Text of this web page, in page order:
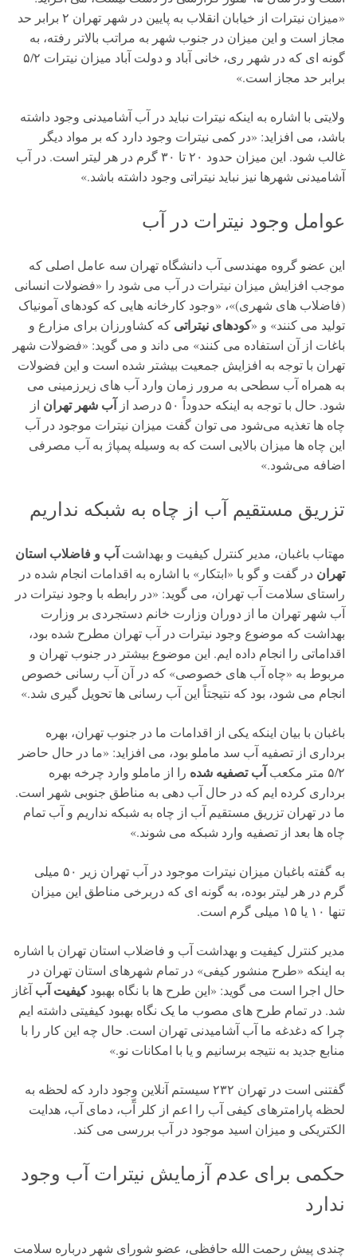
«میزان نیترات از خیابان انقلاب به پایین در شهر تهران ۲ برابر حد
مجاز است و این میزان در جنوب شهر به مراتب بالاتر رفته، به
گونه ای که در شهر ری، خانی آباد و دولت آباد میزان نیترات ۵/۲
برابر حد مجاز است.»
ولایتی با اشاره به اینکه نیترات نباید در آب آشامیدنی وجود داشته
باشد، می افزاید: «در کمی نیترات وجود دارد که بر مواد دیگر
غالب شود. این میزان حدود ۲۰ تا ۳۰ گرم در هر لیتر است. در آب
آشامیدنی شهرها نیز نباید نیتراتی وجود داشته باشد.»
عوامل وجود نیترات در آب
این عضو گروه مهندسی آب دانشگاه تهران سه عامل اصلی که
موجب افزایش میزان نیترات در آب می شود را «فضولات انسانی
(فاضلاب های شهری)»، «وجود کارخانه هایی که کودهای آمونیاک
تولید می کنند» و «کودهای نیتراتی که کشاورزان برای مزارع و
باغات از آن استفاده می کنند» می داند و می گوید: «فضولات شهر
تهران با توجه به افزایش جمعیت بیشتر شده است و این فضولات
به همراه آب سطحی به مرور زمان وارد آب های زیرزمینی می
شود. حال با توجه به اینکه حدوداً ۵۰ درصد از
آب شهر تهران از
چاه ها تغذیه می‌شود می توان گفت میزان نیترات موجود در آب
این چاه ها میزان بالایی است که به وسیله پمپاژ به آب مصرفی
اضافه می‌شود.»
تزریق مستقیم آب از چاه به شبکه نداریم
مهتاب باغبان، مدیر کنترل کیفیت و بهداشت آب و فاضلاب استان
تهران در گفت و گو با «ابتکار» با اشاره به اقدامات انجام شده در
راستای سلامت آب تهران، می گوید: «در رابطه با وجود نیترات در
آب شهر تهران ما از دوران وزارت خانم دستجردی بر وزارت
بهداشت که موضوع وجود نیترات در آب تهران مطرح شده بود،
اقداماتی را انجام داده ایم. این موضوع بیشتر در جنوب تهران و
مربوط به «چاه آب های خصوصی» که در آن آب رسانی خصوص
انجام می شود، بود که نتیجتاً این آب رسانی ها تحویل گیری شد.»
باغبان با بیان اینکه یکی از اقدامات ما در جنوب تهران، بهره
برداری از تصفیه آب سد ماملو بود، می افزاید: «ما در حال حاضر
۵/۲ متر مکعب
آب تصفیه شده را از ماملو وارد چرخه بهره
برداری کرده ایم که در حال آب دهی به مناطق جنوبی شهر است.
ما در تهران تزریق مستقیم آب از چاه به شبکه نداریم و آب تمام
چاه ها بعد از تصفیه وارد شبکه می شوند.»
به گفته باغبان میزان نیترات موجود در آب تهران زیر ۵۰ میلی
گرم در هر لیتر بوده، به گونه ای که دربرخی مناطق این میزان
تنها ۱۰ یا ۱۵ میلی گرم است.
مدیر کنترل کیفیت و بهداشت آب و فاضلاب استان تهران با اشاره
به اینکه «طرح منشور کیفی» در تمام شهرهای استان تهران در
حال اجرا است می گوید: «این طرح ها با نگاه بهبودکیفیت آب آغاز
شد. در تمام طرح های مصوب ما یک نگاه بهبود کیفیتی داشته ایم
چرا که دغدغه ما آب آشامیدنی تهران است. حال چه این کار را با
منابع جدید به نتیجه برسانیم و یا با امکانات نو.»
گفتنی است در تهران ۲۳۲ سیستم آنلاین وجود دارد که لحظه به
لحظه پارامترهای کیفی آب را اعم از کلر آّب، دمای آب، هدایت
الکتریکی و میزان اسید موجود در آب بررسی می کند.
حکمی برای عدم آزمایش نیترات آب وجود
ندارد
چندی پیش رحمت الله حافظی، عضو شورای شهر درباره سلامت